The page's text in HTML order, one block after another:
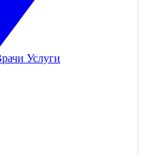
Услуги